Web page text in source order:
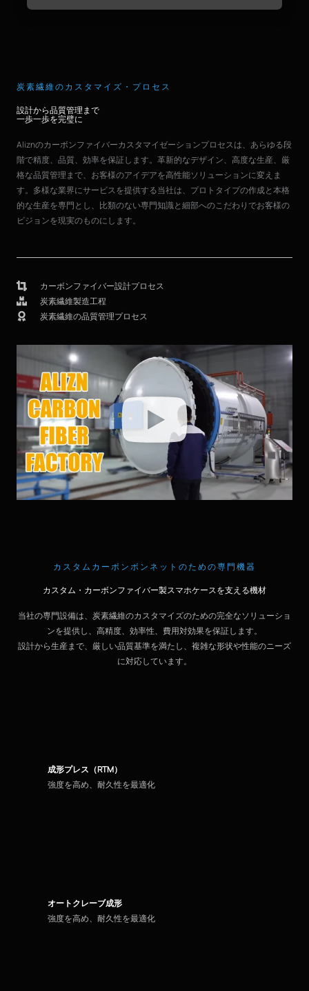
炭素繊維のカスタマイズ・プロセス
設計から品質管理まで
一歩一歩を完璧に
Aliznのカーボンファイバーカスタマイゼーションプロセスは、あらゆる段
階で精度、品質、効率を保証します。革新的なデザイン、高度な生産、厳
格な品質管理まで、お客様のアイデアを高性能ソリューションに変えま
す。多様な業界にサービスを提供する当社は、プロトタイプの作成と本格
的な生産を専門とし、比類のない専門知識と細部へのこだわりでお客様の
ビジョンを現実のものにします。
カーボンファイバー設計プロセス
炭素繊維製造工程
炭素繊維の品質管理プロセス
カスタムカーボンボンネットのための専門機器
カスタム・カーボンファイバー製スマホケースを支える機材
当社の専門設備は、炭素繊維のカスタマイズのための完全なソリューショ
ンを提供し、高精度、効率性、費用対効果を保証します。
設計から生産まで、厳しい品質基準を満たし、複雑な形状や性能のニーズ
に対応しています。
成形プレス（RTM）
強度を高め、耐久性を最適化
オートクレーブ成形
強度を高め、耐久性を最適化